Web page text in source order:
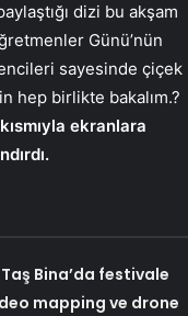
dizi bu akşam
Günü’nün
sayesinde çiçek
hep birlikte bakalım.?
ekranlara
Bina’da festivale
mapping ve drone